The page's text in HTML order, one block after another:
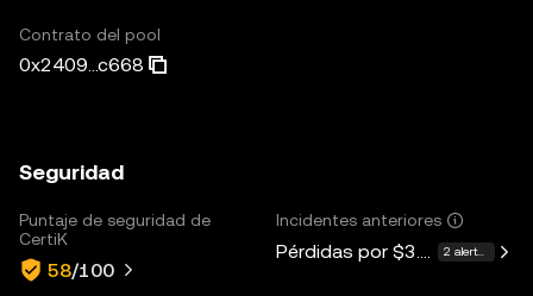
Contrato del pool
0x2409...c668
Seguridad
Puntaje de seguridad de
CertiK
58/100
Incidentes anteriores
Pérdidas por $3.7M2 alertas